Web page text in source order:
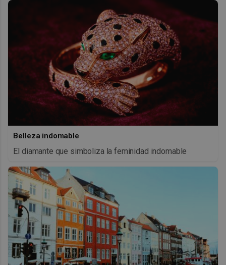
Belleza indomable
El diamante que simboliza la feminidad indomable